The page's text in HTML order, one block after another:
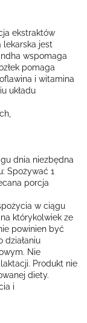
ekstraktów
lekarska jest
wspomaga
pomaga
i witamina
układu
dnia niezbędna
Spożywać 1
porcja
w ciągu
którykolwiek ze
powinien być
działaniu
Nie
Produkt nie
diety.
i